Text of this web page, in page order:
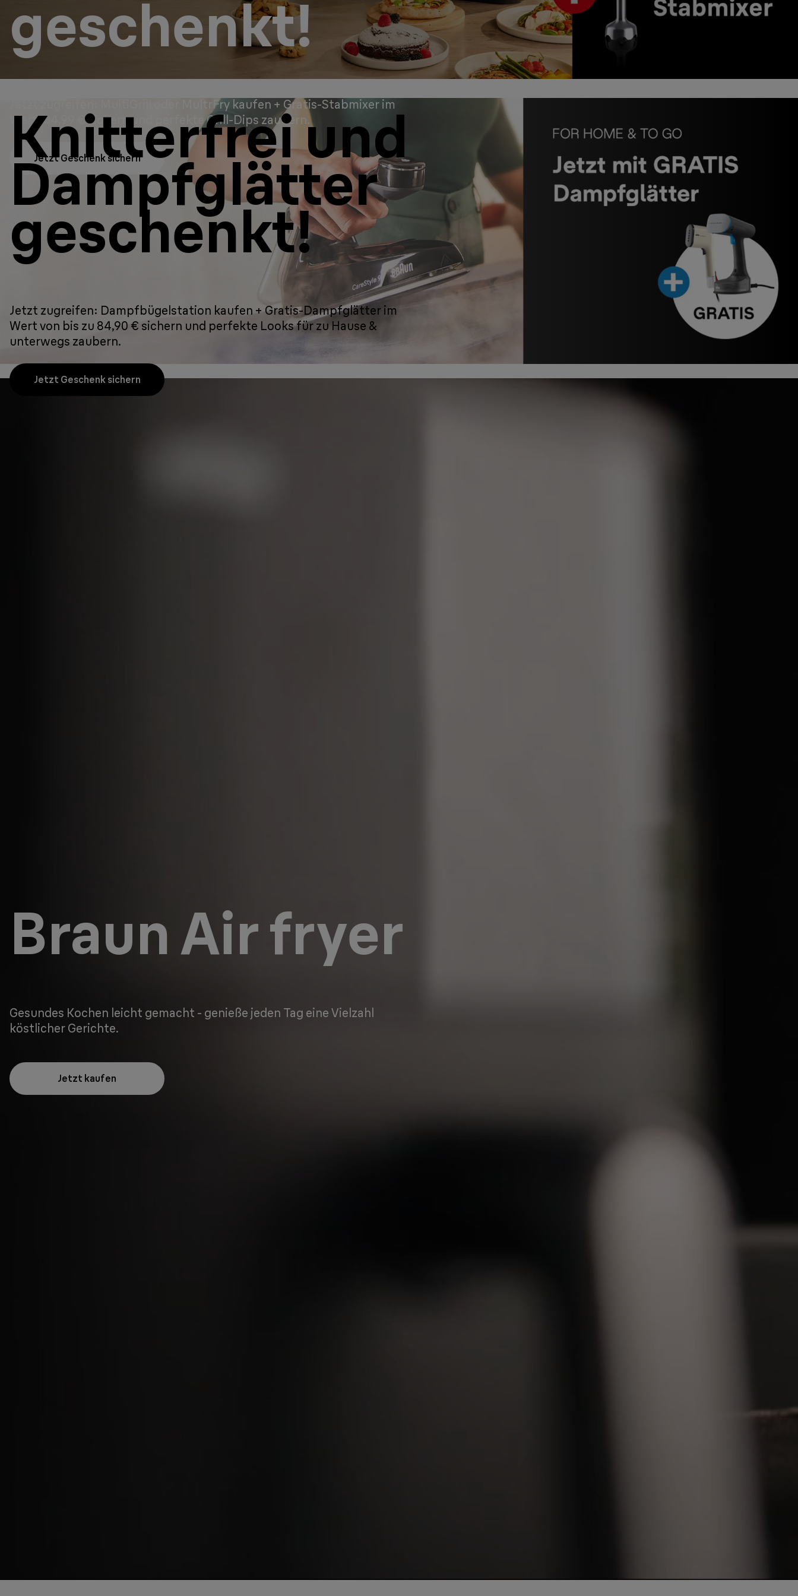
geschenkt!
Jetzt zugreifen: MultiGrill oder MultrFry kaufen + Gratis-Stabmixer im
Wert: 34,99 € sichern und perfekte Grill-Dips zaubern.
Jetzt Geschenk sichern
Knitterfrei und
Dampfglätter
geschenkt!
Jetzt zugreifen: Dampfbügelstation kaufen + Gratis-Dampfglätter im
Wert von bis zu 84,90 € sichern und perfekte Looks für zu Hause &
unterwegs zaubern.
Jetzt Geschenk sichern
Braun Air fryer
Gesundes Kochen leicht gemacht - genieße jeden Tag eine Vielzahl
köstlicher Gerichte.
Jetzt kaufen